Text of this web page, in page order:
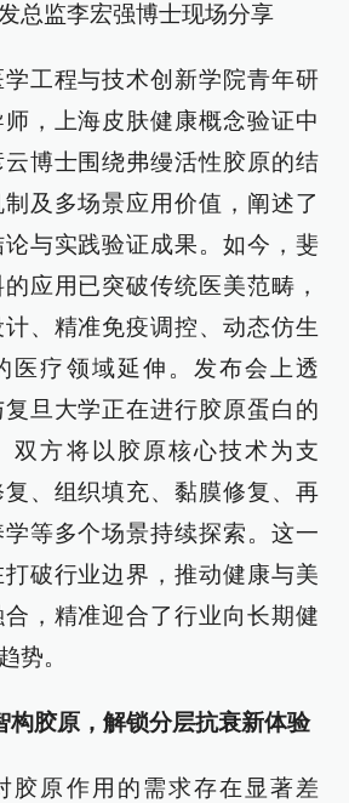
总监李宏强博士现场分享
工程与技术创新学院青年研
，上海皮肤健康概念验证中
博士围绕弗缦活性胶原的结
及多场景应用价值，阐述了
与实践验证成果。如今，斐
应用已突破传统医美范畴，
、精准免疫调控、动态仿生
医疗领域延伸。发布会上透
旦大学正在进行胶原蛋白的
双方将以胶原核心技术为支
、组织填充、黏膜修复、再
等多个场景持续探索。这一
破行业边界，推动健康与美
，精准迎合了行业向长期健
势。
构胶原，解锁分层抗衰新体验
胶原作用的需求存在显著差